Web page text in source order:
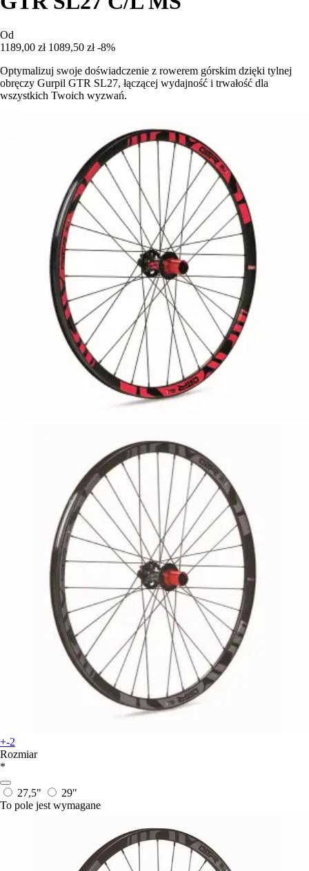
Od
1189,00 zł 1089,50 zł -8%
Optymalizuj swoje doświadczenie z rowerem górskim dzięki tylnej
obręczy Gurpil GTR SL27, łączącej wydajność i trwałość dla
wszystkich Twoich wyzwań.
+-2
Rozmiar
*
27,5"
29"
To pole jest wymagane